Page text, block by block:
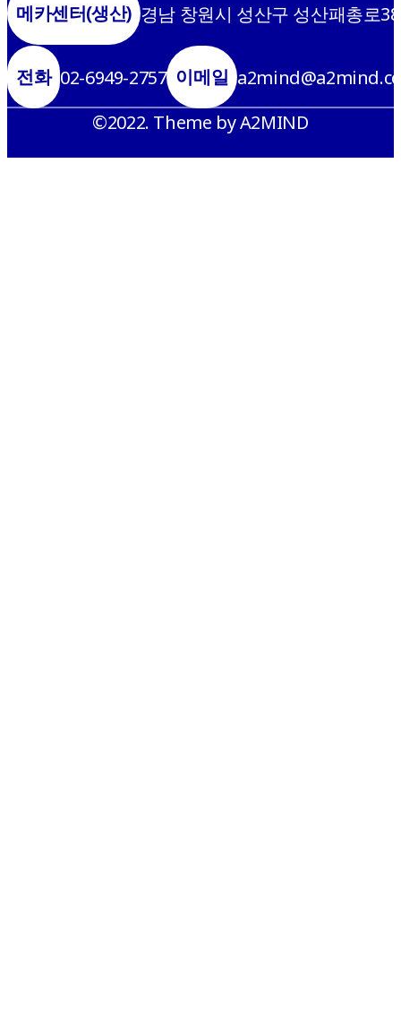
메카센터(생산) 경남 창원시 성산구 성산패총로
전화 02-6949-2757 이메일
©2022. Theme by A2MIND